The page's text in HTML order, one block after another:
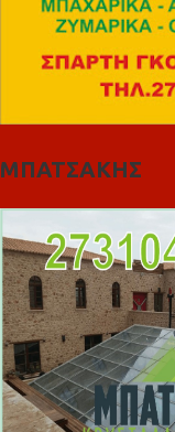
ΜΠΑΤΣΑΚΗΣ